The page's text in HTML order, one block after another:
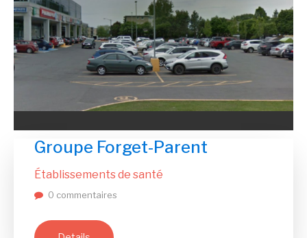
Groupe Forget-Parent
Établissements de santé
0 commentaires